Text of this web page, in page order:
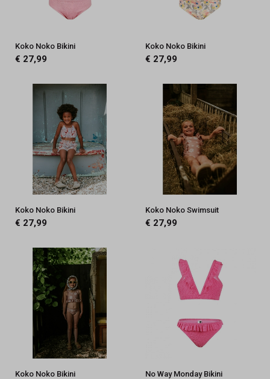
Koko Noko Bikini
€ 27,99
Koko Noko Bikini
€ 27,99
Koko Noko Bikini
€ 27,99
Koko Noko Swimsuit
€ 27,99
Koko Noko Bikini No Way Monday Bikini